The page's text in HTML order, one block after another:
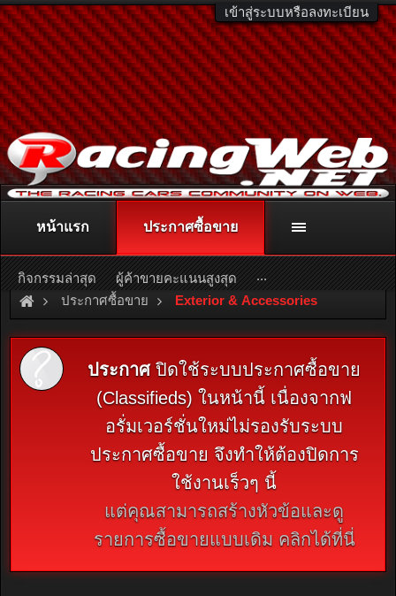
เข้าสู่ระบบหรือลงทะเบียน
ติดต่อลงโฆษณา racingweb@gmail.com
หรือโทร. 081-811-1138
หรืออ่านรายละเอียดเพิ่มเติม คลิกที่นี่
ประกาศซื้อขาย Exterior & Accessories
ประกาศปิดใช้ระบบประกาศซื้อขาย
(Classifieds) ในหน้านี้ เนื่องจากฟ
อรั่มเวอร์ชั่นใหม่ไม่รองรับระบบ
ประกาศซื้อขาย จึงทำให้ต้องปิดการ
ใช้งานเร็วๆ นี้
แต่คุณสามารถสร้างหัวข้อและดู
รายการซื้อขายแบบเดิม คลิกได้ที่นี่
หน้าแรก ประกาศซื้อขาย
กิจกรรมล่าสุด ผู้ค้าขายคะแนนสูงสุด ...